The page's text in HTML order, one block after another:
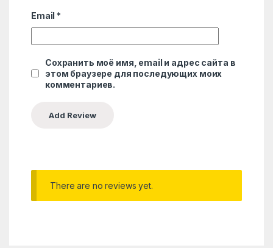
Email *
Сохранить моё имя, email и адрес сайта в
этом браузере для последующих моих
комментариев.
There are no reviews yet.